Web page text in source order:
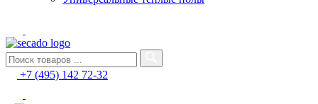
+7 (495) 142 72-32